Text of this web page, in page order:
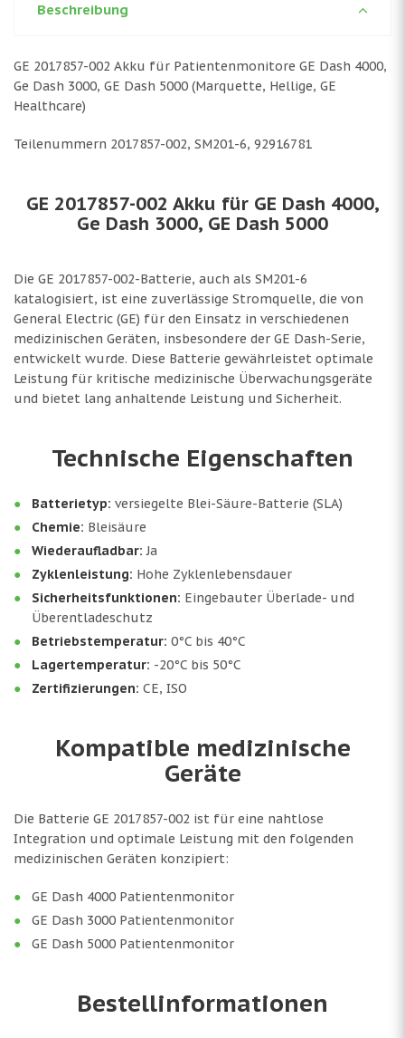
Beschreibung
GE 2017857-002 Akku für Patientenmonitore GE Dash 4000,
Ge Dash 3000, GE Dash 5000 (Marquette, Hellige, GE
Healthcare)
Teilenummern 2017857-002, SM201-6, 92916781
GE 2017857-002 Akku für GE Dash 4000,
Ge Dash 3000, GE Dash 5000
Die GE 2017857-002-Batterie, auch als SM201-6
katalogisiert, ist eine zuverlässige Stromquelle, die von
General Electric (GE) für den Einsatz in verschiedenen
medizinischen Geräten, insbesondere der GE Dash-Serie,
entwickelt wurde. Diese Batterie gewährleistet optimale
Leistung für kritische medizinische Überwachungsgeräte
und bietet lang anhaltende Leistung und Sicherheit.
Technische Eigenschaften
Batterietyp: versiegelte Blei-Säure-Batterie (SLA)
Chemie: Bleisäure
Wiederaufladbar: Ja
Zyklenleistung: Hohe Zyklenlebensdauer
Sicherheitsfunktionen: Eingebauter Überlade- und
Überentladeschutz
Betriebstemperatur: 0°C bis 40°C
Lagertemperatur: -20°C bis 50°C
Zertifizierungen: CE, ISO
Kompatible medizinische
Geräte
Die Batterie GE 2017857-002 ist für eine nahtlose
Integration und optimale Leistung mit den folgenden
medizinischen Geräten konzipiert:
GE Dash 4000 Patientenmonitor
GE Dash 3000 Patientenmonitor
GE Dash 5000 Patientenmonitor
Bestellinformationen